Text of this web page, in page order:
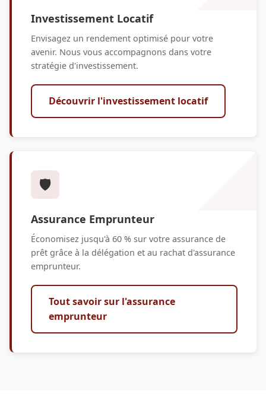
Investissement Locatif
Envisagez un rendement optimisé pour votre
avenir. Nous vous accompagnons dans votre
stratégie d'investissement.
Découvrir l'investissement locatif
🛡️
Assurance Emprunteur
Économisez jusqu'à 60 % sur votre assurance de
prêt grâce à la délégation et au rachat d'assurance
emprunteur.
Tout savoir sur l'assurance
emprunteur